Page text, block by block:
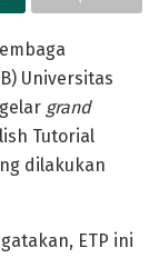
Universitas
grand
Tutorial
dilakukan
ETP ini